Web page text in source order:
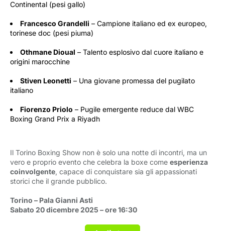
Continental (pesi gallo)
Francesco Grandelli – Campione italiano ed ex europeo,
torinese doc (pesi piuma)
Othmane Dioual – Talento esplosivo dal cuore italiano e
origini marocchine
Stiven Leonetti – Una giovane promessa del pugilato
italiano
Fiorenzo Priolo – Pugile emergente reduce dal WBC
Boxing Grand Prix a Riyadh
Il Torino Boxing Show non è solo una notte di incontri, ma un
vero e proprio evento che celebra la boxe come esperienza
coinvolgente, capace di conquistare sia gli appassionati
storici che il grande pubblico.
Torino – Pala Gianni Asti
Sabato 20 dicembre 2025 – ore 16:30